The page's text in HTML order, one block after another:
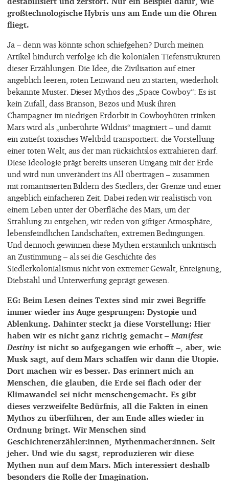
großtechnologische Hybris uns am Ende um die Ohren
fliegt.
Ja – denn was könnte schon schiefgehen? Durch meinen
Artikel hindurch verfolge ich die kolonialen Tiefenstrukturen
dieser Erzählungen. Die Idee, die Zivilisation auf einer
angeblich leeren, roten Leinwand neu zu starten, wiederholt
bekannte Muster. Dieser Mythos des „Space Cowboy“: Es ist
kein Zufall, dass Branson, Bezos und Musk ihren
Champagner im niedrigen Erdorbit in Cowboyhüten trinken.
Mars wird als „unberührte Wildnis“ imaginiert – und damit
ein zutiefst toxisches Weltbild transportiert: die Vorstellung
einer toten Welt, aus der man rücksichtslos extrahieren darf.
Diese Ideologie prägt bereits unseren Umgang mit der Erde
und wird nun unverändert ins All übertragen – zusammen
mit romantisierten Bildern des Siedlers, der Grenze und einer
angeblich einfacheren Zeit. Dabei reden wir realistisch von
einem Leben unter der Oberfläche des Mars, um der
Strahlung zu entgehen, wir reden von giftiger Atmosphäre,
lebensfeindlichen Landschaften, extremen Bedingungen.
Und dennoch gewinnen diese Mythen erstaunlich unkritisch
an Zustimmung – als sei die Geschichte des
Siedlerkolonialismus nicht von extremer Gewalt, Enteignung,
Diebstahl und Unterwerfung geprägt gewesen.
EG: Beim Lesen deines Textes sind mir zwei Begriffe
immer wieder ins Auge gesprungen: Dystopie und
Ablenkung. Dahinter steckt ja diese Vorstellung: Hier
haben wir es nicht ganz richtig gemacht – Manifest
Destinyist nicht so aufgegangen wie erhofft –, aber, wie
Musk sagt, auf dem Mars schaffen wir dann die Utopie.
Dort machen wir es besser. Das erinnert mich an
Menschen, die glauben, die Erde sei flach oder der
Klimawandel sei nicht menschengemacht. Es gibt
dieses verzweifelte Bedürfnis, all die Fakten in einen
Mythos zu überführen, der am Ende alles wieder in
Ordnung bringt. Wir Menschen sind
Geschichtenerzähler:innen, Mythenmacher:innen. Seit
jeher. Und wie du sagst, reproduzieren wir diese
Mythen nun auf dem Mars. Mich interessiert deshalb
besonders die Rolle der Imagination.